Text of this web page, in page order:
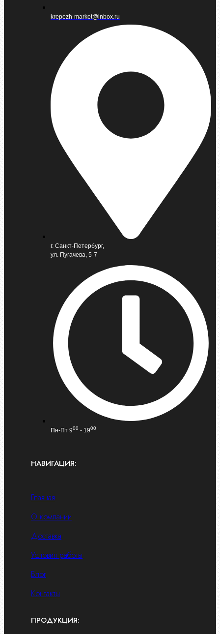
krepezh-market@inbox.ru
г. Санкт-Петербург,
ул. Пугачева, 5-7
Пн-Пт 900 - 1900
НАВИГАЦИЯ:
Главная
О компании
Доставка
Условия работы
Блог
Контакты
ПРОДУКЦИЯ: